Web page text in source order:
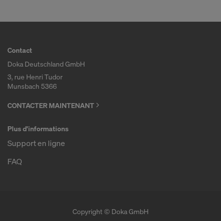
Contact
Doka Deutschland GmbH
3, rue Henri Tudor
Munsbach 5366
CONTACTER MAINTENANT
Plus d'informations
Support en ligne
FAQ
Copyright © Doka GmbH